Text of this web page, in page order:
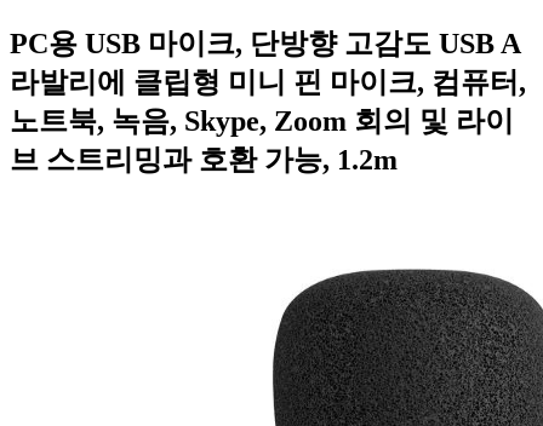
PC용 USB 마이크, 단방향 고감도 USB A
라발리에 클립형 미니 핀 마이크, 컴퓨터,
노트북, 녹음, Skype, Zoom 회의 및 라이
브 스트리밍과 호환 가능, 1.2m